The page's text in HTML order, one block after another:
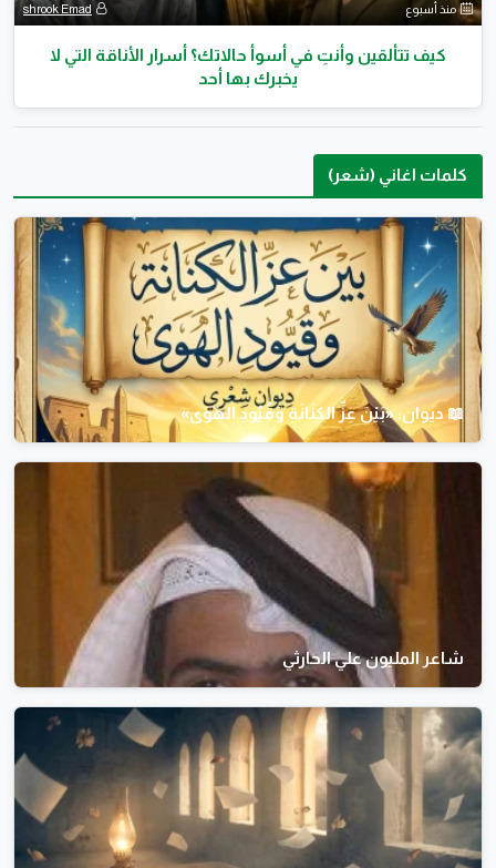
منذ أسبوع shrook Emad
كيف تتألقين وأنتِ في أسوأ حالاتك؟ أسرار الأناقة التي لا
يخبرك بها أحد
كلمات اغاني (شعر)
📖 ديوان: «بَيْنَ عِزِّ الكِنَانَةِ وَقُيُودِ الهَوَى»
شاعر المليون علي الحارثي